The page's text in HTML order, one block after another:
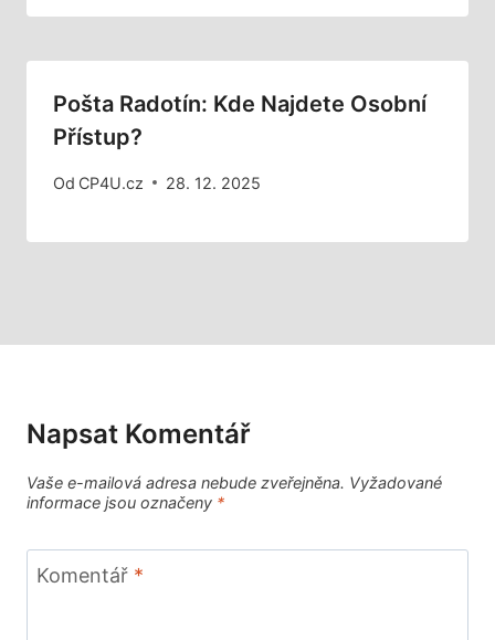
Pošta Radotín: Kde Najdete Osobní
Přístup?
Od CP4U.cz 28. 12. 2025
Napsat Komentář
Vaše e-mailová adresa nebude zveřejněna. Vyžadované
informace jsou označeny *
Komentář *